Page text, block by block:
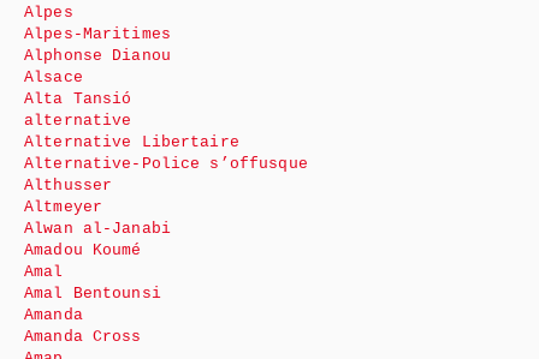
Alpes
Alpes-Maritimes
Alphonse Dianou
Alsace
Alta Tansió
alternative
Alternative Libertaire
Alternative-Police s’offusque
Althusser
Altmeyer
Alwan al-Janabi
Amadou Koumé
Amal
Amal Bentounsi
Amanda
Amanda Cross